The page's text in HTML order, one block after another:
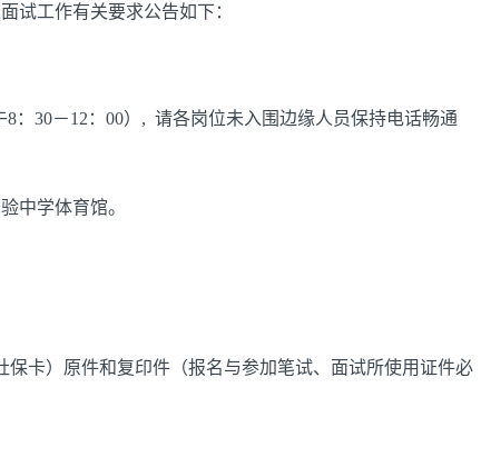
试工作有关要求公告如下：
8：30－12：00）, 请各岗位未入围边缘人员保持电话畅通
中学体育馆。
保卡）原件和复印件（报名与参加笔试、面试所使用证件必